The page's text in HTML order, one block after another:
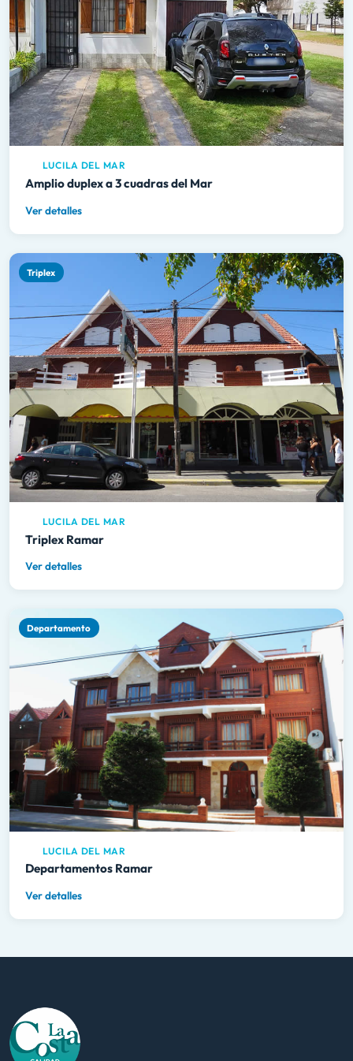
LUCILA DEL MAR
Amplio duplex a 3 cuadras del Mar
Ver detalles
Triplex
LUCILA DEL MAR
Triplex Ramar
Ver detalles
Departamento
LUCILA DEL MAR
Departamentos Ramar
Ver detalles